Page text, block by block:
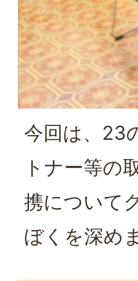
今回は、23
トナー等の
携について
ぼくを深め